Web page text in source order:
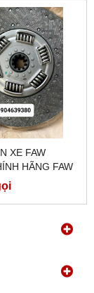
XE FAW
HÃNG FAW